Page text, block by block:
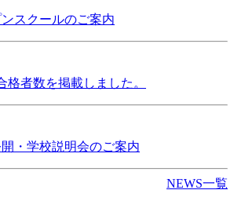
スクールのご案内
者数を掲載しました。
・学校説明会のご案内
NEWS一覧